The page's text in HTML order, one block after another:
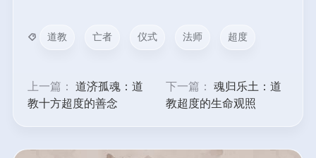
道教 亡者 仪式 法师 超度
上一篇：
道济孤魂：道
教十方超度的善念
下一篇：
魂归乐土：道
教超度的生命观照